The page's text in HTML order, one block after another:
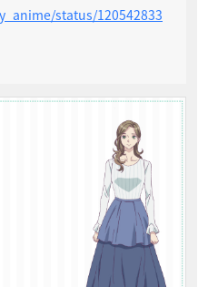
status/120542833